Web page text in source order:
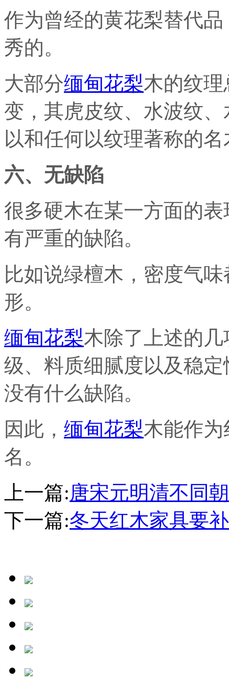
作为曾经的黄花梨替代品
秀的。
大部分缅甸花梨木的纹
变，其虎皮纹、水波纹
以和任何以纹理著称的
六、无缺陷
很多硬木在某一方面的
有严重的缺陷。
比如说绿檀木，密度气
形。
缅甸花梨木除了上述的
级、料质细腻度以及稳
没有什么缺陷。
因此， 缅甸花梨木能作
名。
上一篇:唐宋元明清不同
下一篇:冬天红木家具要